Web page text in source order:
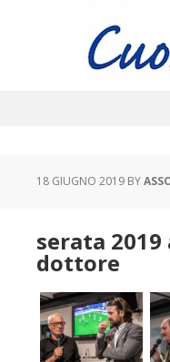
18 GIUGNO 2019 BY
serata 2019
dottore